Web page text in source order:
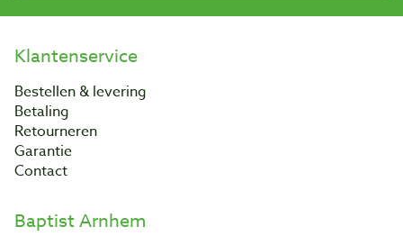
Klantenservice
Bestellen & levering
Betaling
Retourneren
Garantie
Contact
Baptist Arnhem